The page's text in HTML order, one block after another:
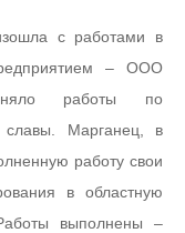
с работами в
– ООО
работы по
славы. Марганец, в
работу свои
в областную
выполнены –